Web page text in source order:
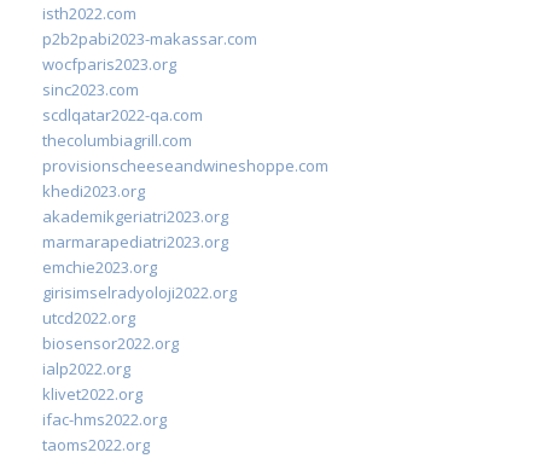
isth2022.com
p2b2pabi2023-makassar.com
wocfparis2023.org
sinc2023.com
scdlqatar2022-qa.com
thecolumbiagrill.com
provisionscheeseandwineshoppe.com
khedi2023.org
akademikgeriatri2023.org
marmarapediatri2023.org
emchie2023.org
girisimselradyoloji2022.org
utcd2022.org
biosensor2022.org
ialp2022.org
klivet2022.org
ifac-hms2022.org
taoms2022.org